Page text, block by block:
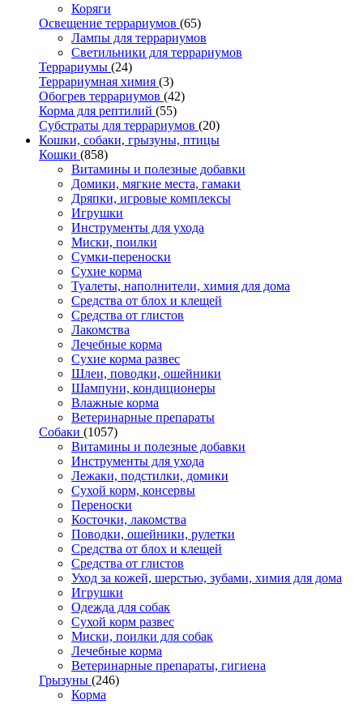
Коряги
Освещение террариумов (65)
Лампы для террариумов
Светильники для террариумов
Террариумы (24)
Террариумная химия (3)
Обогрев террариумов (42)
Корма для рептилий (55)
Субстраты для террариумов (20)
Кошки, собаки, грызуны, птицы
Кошки (858)
Витамины и полезные добавки
Домики, мягкие места, гамаки
Дряпки, игровые комплексы
Игрушки
Инструменты для ухода
Миски, поилки
Сумки-переноски
Сухие корма
Туалеты, наполнители, химия для дома
Средства от блох и клещей
Средства от глистов
Лакомства
Лечебные корма
Сухие корма развес
Шлеи, поводки, ошейники
Шампуни, кондиционеры
Влажные корма
Ветеринарные препараты
Собаки (1057)
Витамины и полезные добавки
Инструменты для ухода
Лежаки, подстилки, домики
Сухой корм, консервы
Переноски
Косточки, лакомства
Поводки, ошейники, рулетки
Средства от блох и клещей
Средства от глистов
Уход за кожей, шерстью, зубами, химия для дома
Игрушки
Одежда для собак
Сухой корм развес
Миски, поилки для собак
Лечебные корма
Ветеринарные препараты, гигиена
Грызуны (246)
Корма